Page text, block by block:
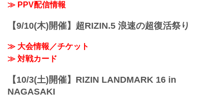
（주식회사 엠업홀딩스）
특별 협찬
≫ PPV配信情報
【9/10(木)開催】超RIZIN.5 浪速の超復活祭り
≫ 大会情報／チケット
≫ 対戦カード
【10/3(土)開催】RIZIN LANDMARK 16 in
NAGASAKI